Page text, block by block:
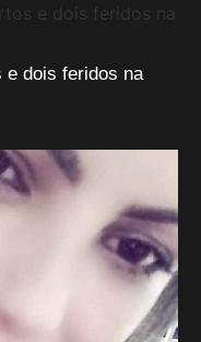
e dois feridos na